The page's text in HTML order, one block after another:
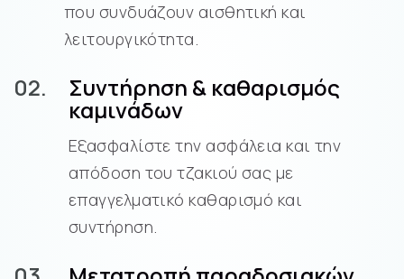
που συνδυάζουν αισθητική και
λειτουργικότητα.
02. Συντήρηση & καθαρισμός
καμινάδων
Εξασφαλίστε την ασφάλεια και την
απόδοση του τζακιού σας με
επαγγελματικό καθαρισμό και
συντήρηση.